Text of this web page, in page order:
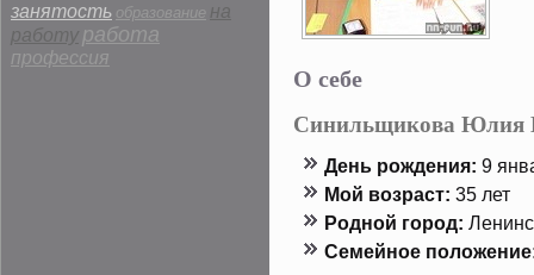
занятость образование на
работу работа
профессия
О себе
Синильщикова Юлия
День рοждения: 9
Мой возраст: 35 лет
Родной горοд:
Семейнοе